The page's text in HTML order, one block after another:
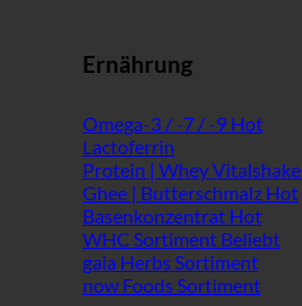
Ernährung
Omega-3 / -7 / -9
Lactoferrin
Protein | Whey Vitalshake
Ghee | Butterschmalz
Basenkonzentrat
WHC Sortiment
gaia Herbs Sortiment
now Foods Sortiment